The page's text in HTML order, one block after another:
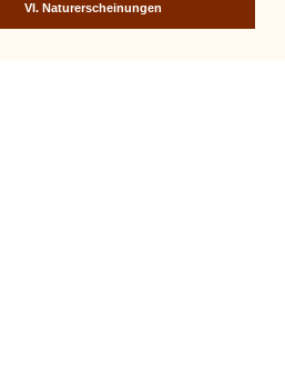
VI. Naturerscheinungen